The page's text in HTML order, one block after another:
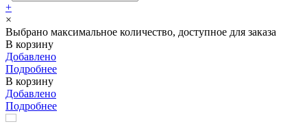
+
×
Выбрано максимальное количество, доступное для заказа
В корзину
Добавлено
Подробнее
В корзину
Добавлено
Подробнее